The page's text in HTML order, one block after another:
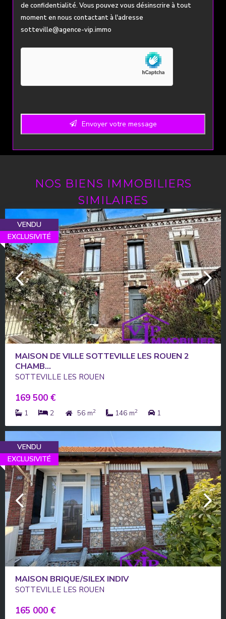
de confidentialité. Vous pouvez vous désinscrire à tout
moment en nous contactant à l'adresse
sotteville@agence-vip.immo
Envoyer votre message
NOS BIENS IMMOBILIERS
SIMILAIRES
VENDU
EXCLUSIVITÉ
MAISON DE VILLE SOTTEVILLE LES ROUEN 2
CHAMB...
SOTTEVILLE LES ROUEN
169 500 €
1 2 56 m2 146 m2 1
VENDU
EXCLUSIVITÉ
MAISON BRIQUE/SILEX INDIV
SOTTEVILLE LES ROUEN
165 000 €